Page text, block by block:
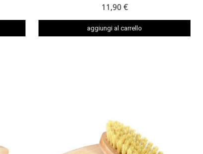
11,90 €
aggiungi al carrello